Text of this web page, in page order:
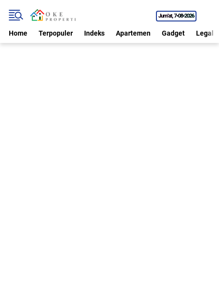
Jum'at 7•08•2026
Home Terpopuler Indeks Apartemen Gadget Legal